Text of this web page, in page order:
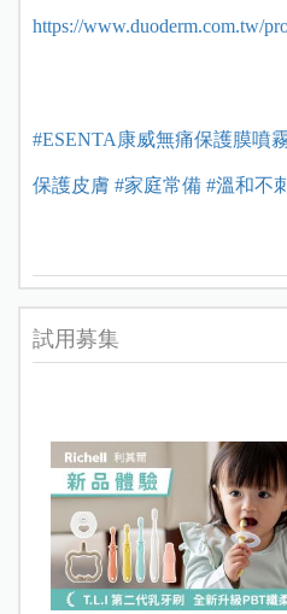
https://www.duoderm.com.tw/
#ESENTA康威無痛保護膜噴
保護皮膚 #家庭常備 #溫和不
試用募集